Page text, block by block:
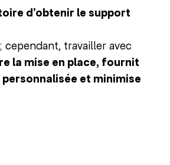
d’obtenir le support
cependant, travailler avec
la mise en place, fournit
et minimise